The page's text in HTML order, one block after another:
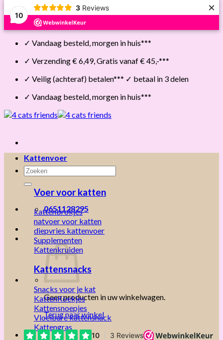
10
3 Reviews ×
Skip
✓ Vandaag besteld, morgen in huis***
✓ Verzending € 6,49, Gratis vanaf € 45,-***
✓ Veilig (achteraf) betalen*** ✓ betaal in 3 delen
✓ Vandaag besteld, morgen in huis***
Zoeken
naar:
0651128295
Geen producten in uw winkelwagen.
Terug naar winkel
Kattenvoer
Voer voor katten
kattenbrokjes
natvoer voor katten
diepvries kattenvoer
Supplementen
Kattenkruiden
Kattensnacks
Snacks voor je kat
KattenKoekjes
Kattensnoepjes
Vloeibare kattensnack
Kattengras